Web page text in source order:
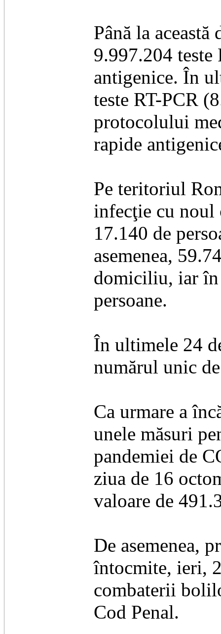
Până la
9.997.204 teste
antigenice. În
teste RT-PCR
protocolului
rapide
Pe teritoriul
infecţie cu
17.140 de
asemenea,
domiciliu, iar în
persoane.
În ultimele 24
numărul unic
Ca urmare a
unele măsuri
pandemiei de
ziua de 16
valoare de
De asemenea,
întocmite, ieri,
combaterii
Cod Penal.